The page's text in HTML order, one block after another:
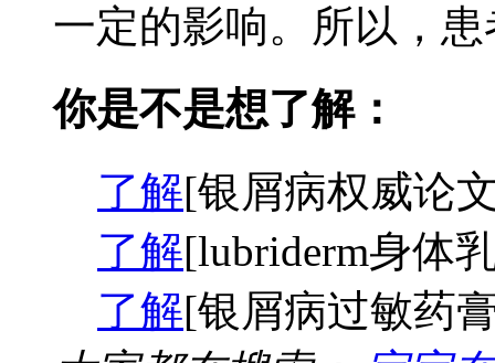
一定的影响。所以，
你是不是想了解：
了解[银屑病权威论
了解[lubriderm身体
了解[银屑病过敏药